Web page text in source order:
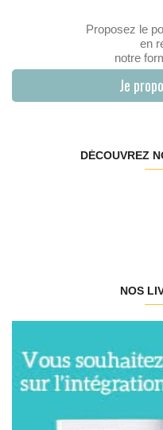
Proposez le
en
notre
Je
DÉCOUVREZ
NOS